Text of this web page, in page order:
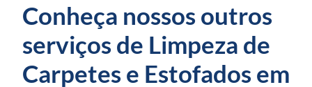
Conheça nossos outros
serviços de Limpeza de
Carpetes e Estofados em